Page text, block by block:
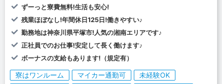
ずーっと寮費無料!生活も安心!
残業ほぼなし!年間休日125日!働きやすい♪
勤務地は神奈川県平塚市!人気の湘南エリアです♪
正社員でのお仕事!安定して長く働けます♪
ボーナスの支給もあります!（規定有）
寮はワンルーム マイカー通勤可
未経験OK